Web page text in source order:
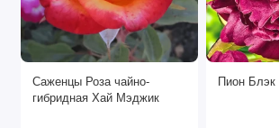
Саженцы Роза чайно-
гибридная Хай Мэджик
Пион